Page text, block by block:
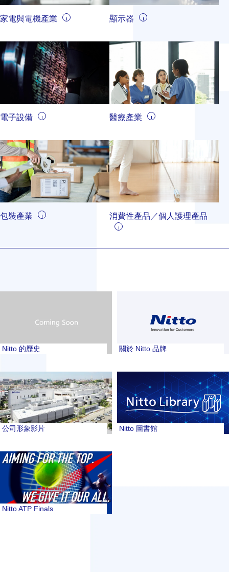
家電與電機產業 顯示器
電子設備 醫療產業
包裝產業 消費性產品／個人護理產品
Nitto 的歷史 關於 Nitto 品牌
公司形象影片 Nitto 圖書館
Nitto ATP Finals